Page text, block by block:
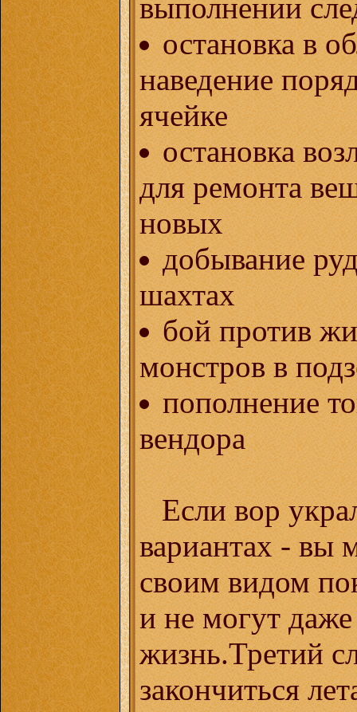
выполнении
остановка в
наведение
ячейке
остановка
для ремонта
новых
добывание
шахтах
бой против
монстров в
пополнение
вендора
Если вор
вариантах - вы
своим видом
и не могут даже
жизнь.Третий
закончиться